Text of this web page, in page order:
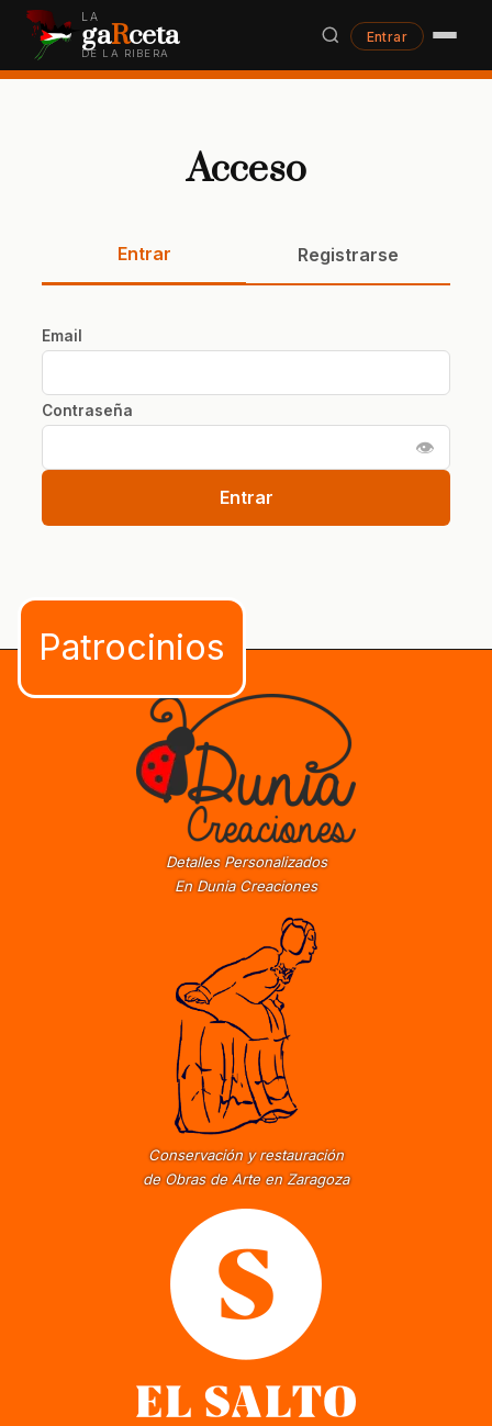
LA
gaRceta
DE LA RIBERA
Entrar
Acceso
Entrar Registrarse
Email
Contraseña
👁
Entrar
Detalles Personalizados
En Dunia Creaciones
Conservación y restauración
de Obras de Arte en Zaragoza